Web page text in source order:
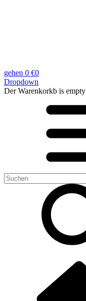
gehen 0 €0
Dropdown
Der Warenkorkb is empty